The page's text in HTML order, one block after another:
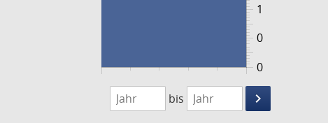
0
0
1
1474
1475
bis
keyboard_arrow_right
Suche